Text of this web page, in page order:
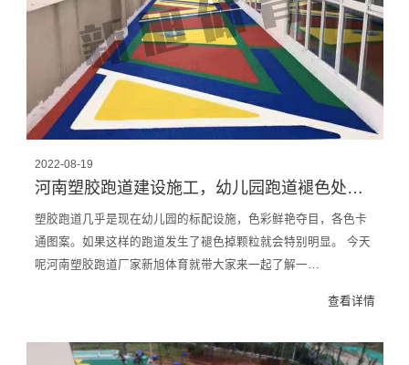
2022-08-19
河南塑胶跑道建设施工，幼儿园跑道褪色处理，跑道厂家带你了解
塑胶跑道几乎是现在幼儿园的标配设施，色彩鲜艳夺目，各色卡
通图案。如果这样的跑道发生了褪色掉颗粒就会特别明显。 今天
呢河南塑胶跑道厂家新旭体育就带大家来一起了解一…
查看详情